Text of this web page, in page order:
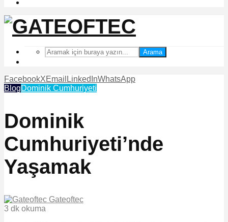
Arama
FacebookXEmail LinkedInWhatsApp
BlogDominik Cumhuriyeti
Dominik
Cumhuriyeti’nde
Yaşamak
Gateoftec
3 dk okuma